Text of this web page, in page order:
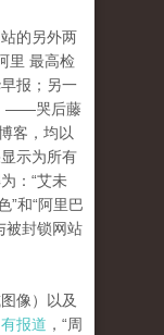
的另外两
里 最高检
报；另一
——哭后藤
客，均以
示为所有
：“艾未
”和“阿里巴
被封锁网站
像）以及
报道 ，“周